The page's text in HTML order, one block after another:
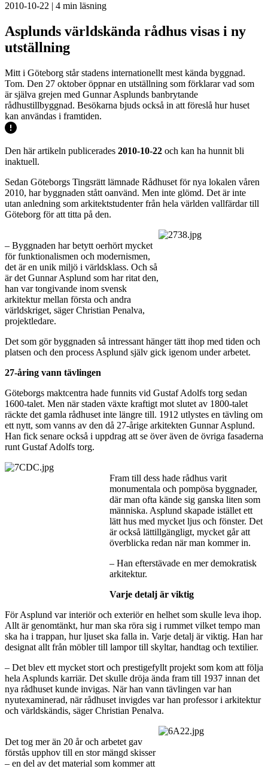
2010-10-22 | 4 min läsning
Asplunds världskända rådhus visas i ny
utställning
Mitt i Göteborg står stadens internationellt mest kända byggnad.
Tom. Den 27 oktober öppnar en utställning som förklarar vad som
är själva grejen med Gunnar Asplunds banbrytande
rådhustillbyggnad. Besökarna bjuds också in att föreslå hur huset
kan användas i framtiden.
Den här artikeln publicerades 2010-10-22 och kan ha hunnit bli
inaktuell.
Sedan Göteborgs Tingsrätt lämnade Rådhuset för nya lokalen våren
2010, har byggnaden stått oanvänd. Men inte glömd. Det är inte
utan anledning som arkitektstudenter från hela världen vallfärdar till
Göteborg för att titta på den.
– Byggnaden har betytt oerhört mycket
för funktionalismen och modernismen,
det är en unik miljö i världsklass. Och så
är det Gunnar Asplund som har ritat den,
han var tongivande inom svensk
arkitektur mellan första och andra
världskriget, säger Christian Penalva,
projektledare.
Det som gör byggnaden så intressant hänger tätt ihop med tiden och
platsen och den process Asplund själv gick igenom under arbetet.
27-åring vann tävlingen
Göteborgs maktcentra hade funnits vid Gustaf Adolfs torg sedan
1600-talet. Men när staden växte kraftigt mot slutet av 1800-talet
räckte det gamla rådhuset inte längre till. 1912 utlystes en tävling om
ett nytt, som vanns av den då 27-årige arkitekten Gunnar Asplund.
Han fick senare också i uppdrag att se över även de övriga fasaderna
runt Gustaf Adolfs torg.
Fram till dess hade rådhus varit
monumentala och pompösa byggnader,
där man ofta kände sig ganska liten som
människa. Asplund skapade istället ett
lätt hus med mycket ljus och fönster. Det
är också lättillgängligt, mycket går att
överblicka redan när man kommer in.
– Han efterstävade en mer demokratisk
arkitektur.
Varje detalj är viktig
För Asplund var interiör och exteriör en helhet som skulle leva ihop.
Allt är genomtänkt, hur man ska röra sig i rummet vilket tempo man
ska ha i trappan, hur ljuset ska falla in. Varje detalj är viktig. Han har
designat allt från möbler till lampor till skyltar, handtag och textilier.
– Det blev ett mycket stort och prestigefyllt projekt som kom att följa
hela Asplunds karriär. Det skulle dröja ända fram till 1937 innan det
nya rådhuset kunde invigas. När han vann tävlingen var han
nyutexaminerad, när rådhuset invigdes var han professor i arkitektur
och världskändis, säger Christian Penalva.
Det tog mer än 20 år och arbetet gav
förstås upphov till en stor mängd skisser
– en del av det material som kommer att